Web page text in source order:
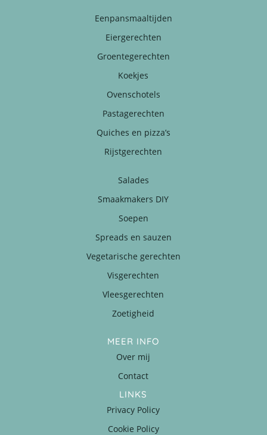
Eenpansmaaltijden
Eiergerechten
Groentegerechten
Koekjes
Ovenschotels
Pastagerechten
Quiches en pizza’s
Rijstgerechten
Salades
Smaakmakers DIY
Soepen
Spreads en sauzen
Vegetarische gerechten
Visgerechten
Vleesgerechten
Zoetigheid
MEER INFO
Over mij
Contact
LINKS
Privacy Policy
Cookie Policy